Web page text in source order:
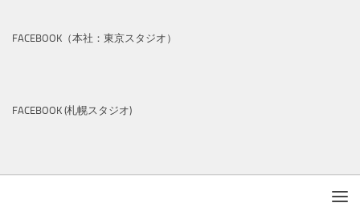
FACEBOOK（本社：東京スタジオ）
FACEBOOK (札幌スタジオ)